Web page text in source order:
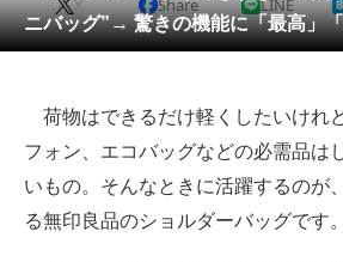
メディア
ITの今と未来を見通す
スマホと通信の最新トレンド
ニバッグ”→ 驚きの機能に「最高」
X Share LINE
荷物はできるだけ軽くしたいけれ
フォン、エコバッグなどの必需品は
いもの。そんなときに活躍するのが
る無印良品のショルダーバッグです。